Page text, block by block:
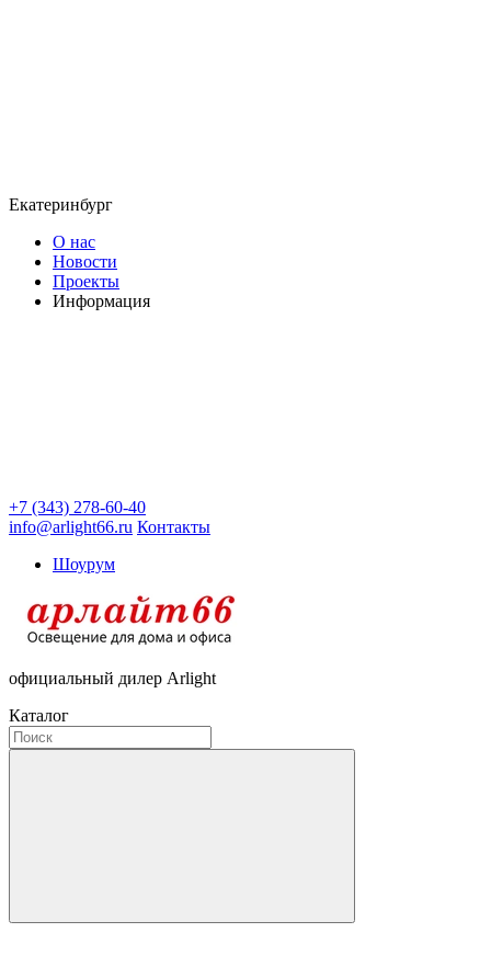
Екатеринбург
О нас
Новости
Проекты
Информация
+7 (343) 278-60-40
info@arlight66.ru Контакты
Шоурум
официальный дилер Arlight
Каталог